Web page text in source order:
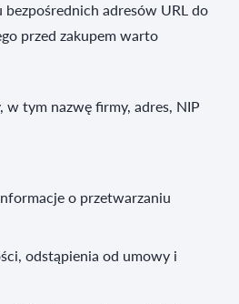
adresów URL do
przed zakupem warto
w tym nazwę firmy, adres, NIP
o przetwarzaniu
odstąpienia od umowy i